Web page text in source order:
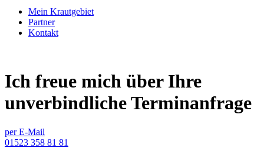
Mein Krautgebiet
Partner
Kontakt
Ich freue mich über Ihre
unverbindliche Terminanfrage
per E-Mail
01523 358 81 81